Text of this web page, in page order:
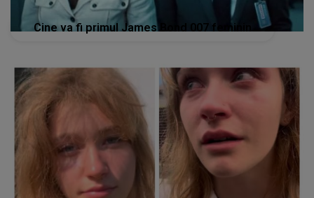
Cine va fi primul James Bond 007 feminin